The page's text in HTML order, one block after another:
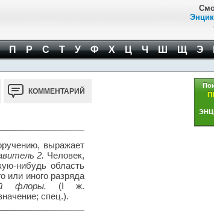
П Р С Т У Ф Х Ц Ч Ш Щ Э
КОММЕНТАРИЙ
выражает
2. Человек,
нибудь область
или иного разряда
флоры. (I ж.
спец.).